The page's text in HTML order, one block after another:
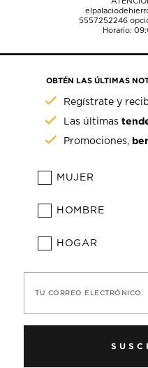
5557252246
Horario:
OBTÉN LAS ÚLTIMAS
Regístrate y
Las últimas
Promociones,
MUJER
HOMBRE
HOGAR
TU CORREO ELECTRÓNICO